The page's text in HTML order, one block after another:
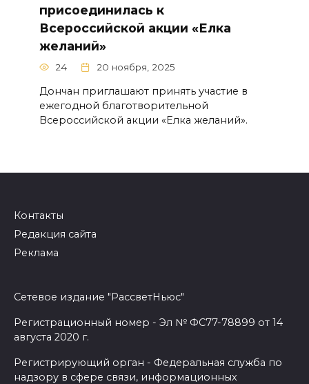
присоединилась к
Всероссийской акции «Елка
желаний»
24 20 ноября, 2025
Дончан приглашают принять участие в
ежегодной благотворительной
Всероссийской акции «Елка желаний».
Контакты
Редакция сайта
Реклама
Сетевое издание "РассветНьюс"
Регистрационный номер - Эл № ФС77-78899 от 14
августа 2020 г.
Регистрирующий орган - Федеральная служба по
надзору в сфере связи, информационных